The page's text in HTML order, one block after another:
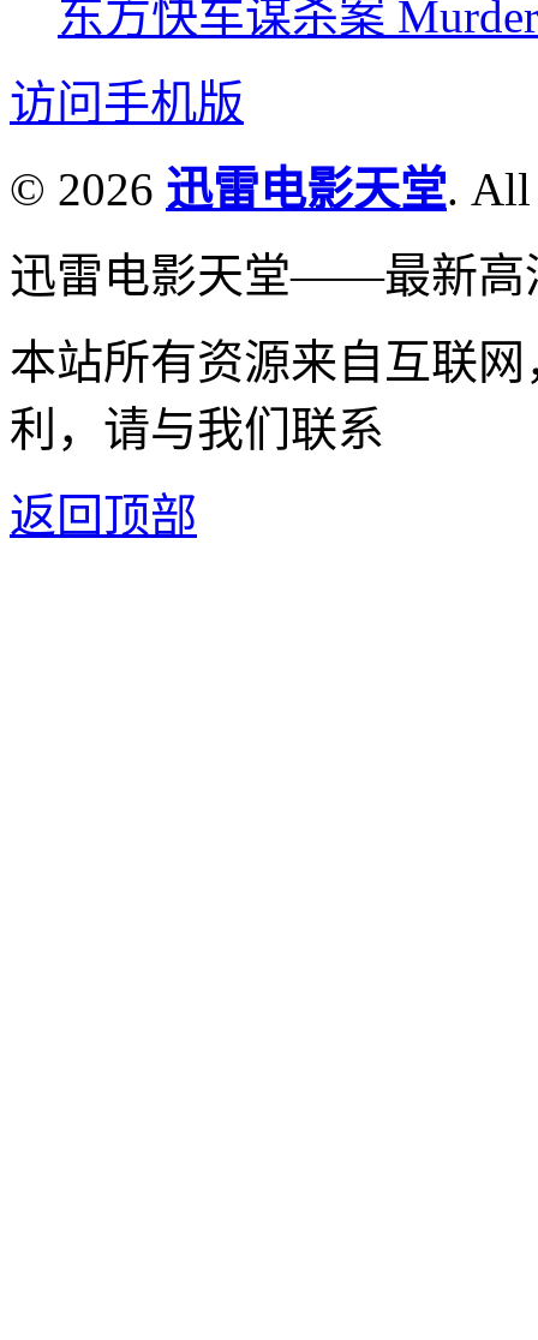
东方快车谋杀案
访问手机版
© 2026 迅雷电影天堂. All
迅雷电影天堂——最新高
本站所有资源来自互联
利，请与我们联系
返回顶部